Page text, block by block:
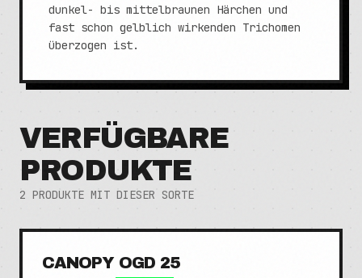
dunkel- bis mittelbraunen Härchen und
fast schon gelblich wirkenden Trichomen
überzogen ist.
VERFÜGBARE
PRODUKTE
2 PRODUKTE MIT DIESER SORTE
CANOPY OGD 25